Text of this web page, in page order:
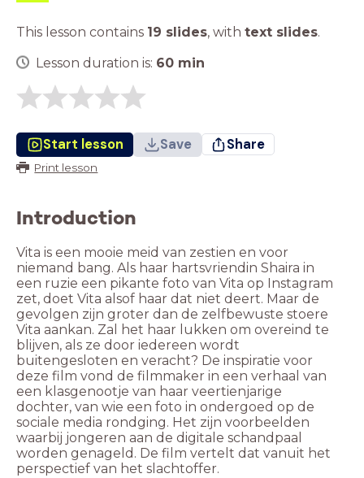
This lesson contains 19 slides, with text slides.
Lesson duration is: 60 min
Start lesson Save Share
Print lesson
Introduction
Vita is een mooie meid van zestien en voor
niemand bang. Als haar hartsvriendin Shaira in
een ruzie een pikante foto van Vita op Instagram
zet, doet Vita alsof haar dat niet deert. Maar de
gevolgen zijn groter dan de zelfbewuste stoere
Vita aankan. Zal het haar lukken om overeind te
blijven, als ze door iedereen wordt
buitengesloten en veracht? De inspiratie voor
deze film vond de filmmaker in een verhaal van
een klasgenootje van haar veertienjarige
dochter, van wie een foto in ondergoed op de
sociale media rondging. Het zijn voorbeelden
waarbij jongeren aan de digitale schandpaal
worden genageld. De film vertelt dat vanuit het
perspectief van het slachtoffer.